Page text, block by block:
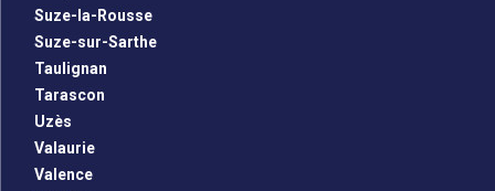
Suze-la-Rousse
Suze-sur-Sarthe
Taulignan
Tarascon
Uzès
Valaurie
Valence